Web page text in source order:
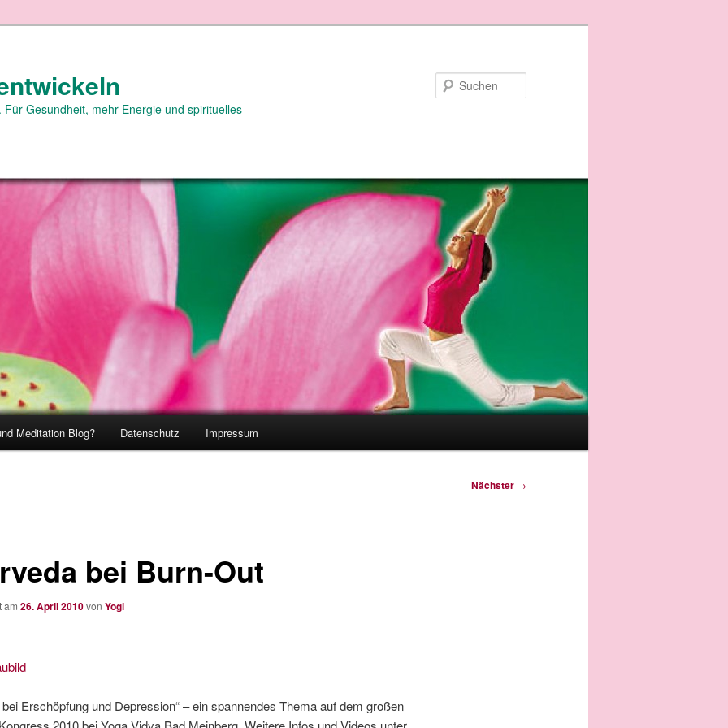
Gesundheit, mehr Energie und spirituelles
Meditation Blog? Datenschutz Impressum
Nächster →
bei Burn-Out
am 26. April 2010von Yogi
bei Erschöpfung und Depression“ – ein spannendes Thema auf dem großen